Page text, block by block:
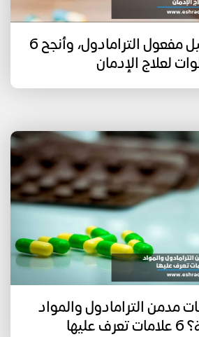
أسرع طرق تبطيل مفعول الترامادول، وأنجح 6
لعلاج الإدمان
مدمن الترامادول والمواد